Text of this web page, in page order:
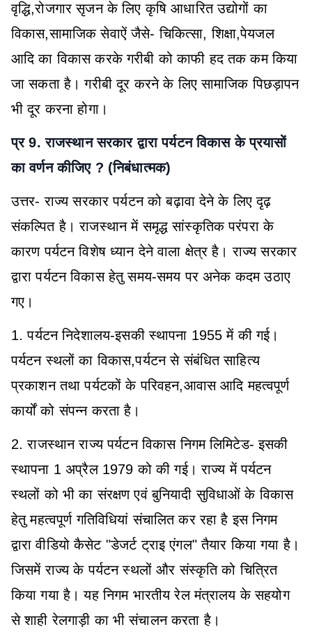
वृद्धि,रोजगार सृजन के लिए कृषि आधारित उद्योगों का
विकास,सामाजिक सेवाऐं जैसे- चिकित्सा, शिक्षा,पेयजल
आदि का विकास करके गरीबी को काफी हद तक कम किया
जा सकता है। गरीबी दूर करने के लिए सामाजिक पिछड़ापन
भी दूर करना होगा।
प्र 9. राजस्थान सरकार द्वारा पर्यटन विकास के प्रयासों
का वर्णन कीजिए ? (निबंधात्मक)
उत्तर- राज्य सरकार पर्यटन को बढ़ावा देने के लिए दृढ़
संकल्पित है। राजस्थान में समृद्ध सांस्कृतिक परंपरा के
कारण पर्यटन विशेष ध्यान देने वाला क्षेत्र है। राज्य सरकार
द्वारा पर्यटन विकास हेतु समय-समय पर अनेक कदम उठाए
गए।
1. पर्यटन निदेशालय-इसकी स्थापना 1955 में की गई।
पर्यटन स्थलों का विकास,पर्यटन से संबंधित साहित्य
प्रकाशन तथा पर्यटकों के परिवहन,आवास आदि महत्वपूर्ण
कार्यों को संपन्न करता है।
2. राजस्थान राज्य पर्यटन विकास निगम लिमिटेड- इसकी
स्थापना 1 अप्रैल 1979 को की गई। राज्य में पर्यटन
स्थलों को भी का संरक्षण एवं बुनियादी सुविधाओं के विकास
हेतु महत्वपूर्ण गतिविधियां संचालित कर रहा है इस निगम
द्वारा वीडियो कैसेट "डेजर्ट ट्राइ एंगल" तैयार किया गया है।
जिसमें राज्य के पर्यटन स्थलों और संस्कृति को चित्रित
किया गया है। यह निगम भारतीय रेल मंत्रालय के सहयोग
से शाही रेलगाड़ी का भी संचालन करता है।